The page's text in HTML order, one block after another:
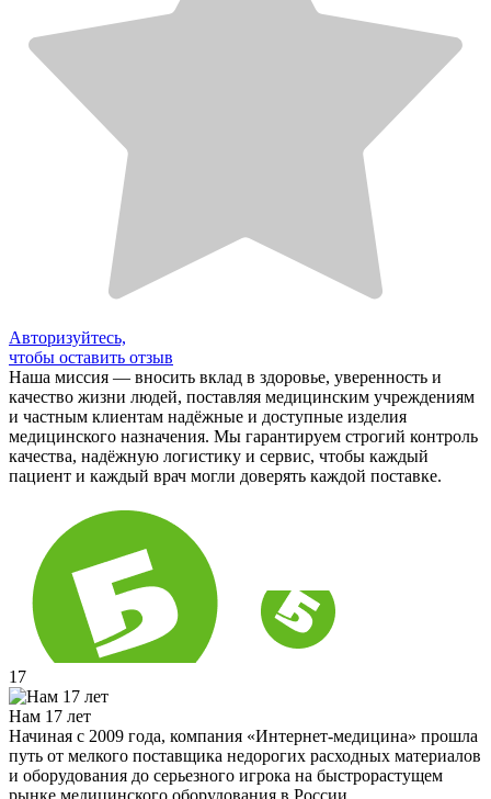
Авторизуйтесь,
чтобы оставить отзыв
Наша миссия — вносить вклад в здоровье, уверенность и
качество жизни людей, поставляя медицинским учреждениям
и частным клиентам надёжные и доступные изделия
медицинского назначения. Мы гарантируем строгий контроль
качества, надёжную логистику и сервис, чтобы каждый
пациент и каждый врач могли доверять каждой поставке.
17
Нам 17 лет
Начиная с 2009 года, компания «Интернет-медицина» прошла
путь от мелкого поставщика недорогих расходных материалов
и оборудования до серьезного игрока на быстрорастущем
рынке медицинского оборудования в России.